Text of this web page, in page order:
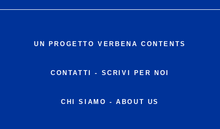
UN PROGETTO VERBENA CONTENTS
CONTATTI - SCRIVI PER NOI
CHI SIAMO - ABOUT US